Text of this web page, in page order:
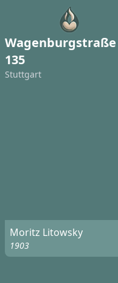
Wagenburgstraße
135
Stuttgart
Moritz Litowsky
1903